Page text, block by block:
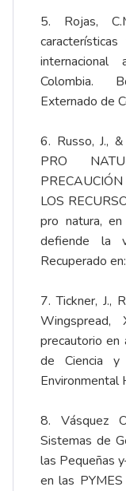
5. Rojas,
Colombia.
Externado de
6. Russo, J.,
PRO
LOS
pro natura,
defiende la
Recuperado en:
7. Tickner, J.,
precautorio en
de Ciencia y
Environmental
8. Vásquez
Sistemas de
las Pequeñas
en las